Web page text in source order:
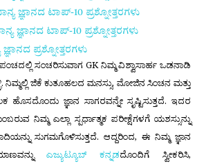
ಜ್ಞಾನದ ಟಾಪ್-10 ಪ್ರಶ್ನೋತ್ತರಗಳು
ಜ್ಞಾನದ ಟಾಪ್-10 ಪ್ರಶ್ನೋತ್ತರಗಳು
ಪ್ರಶ್ನೋತ್ತರಗಳು
ಸಂಚರಿಸುವಾಗ GK ನಿಮ್ಮ ವಿಶ್ವಾಸಾರ್ಹ ಒಡನಾಡಿ
ನಿಮ್ಮಲ್ಲಿಜಿಕೆಕುತೂಹಲದ ಮನಸ್ಸು, ಮೋಜಿನ ಸಿಂಚನ ಮತ್ತು
ಜ್ಞಾನ ಸಾಗರವನ್ನೇ ಸೃಷ್ಟಿಸುತ್ತದೆ. ಇದರ
ನಿಮ್ಮ ಎಲ್ಲಾ ಸ್ಪರ್ಧಾತ್ಮಕ ಪರೀಕ್ಷೆಗಳಗೆ ಯಶಸ್ಸುನ್ನು
ಸುಗಮಗೊಳಿಸುತ್ತದೆ. ಆದ್ದರಿಂದ, ಈ ನಿಮ್ಮ ಜ್ಞಾನ
ಎಜ್ಯುಟ್ಯೂಬ್ ಕನ್ನಡದೊಂದಿಗೆ ಸ್ವೀಕರಿಸಿ,